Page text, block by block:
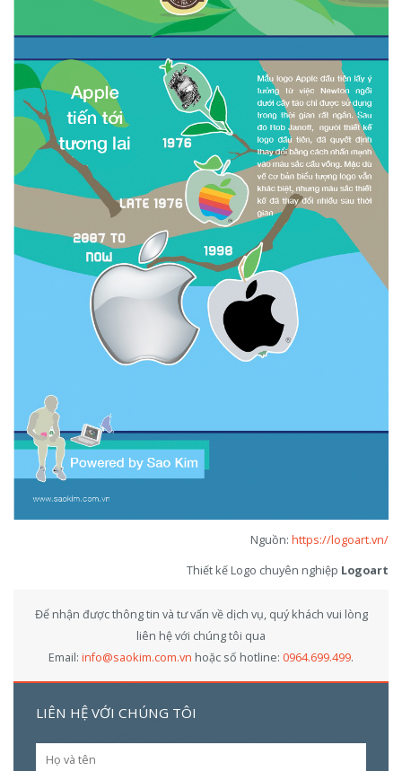
Nguồn: https://logoart.vn/
Thiết kế Logo chuyên nghiệp Logoart
Để nhận được thông tin và tư vấn về dịch vụ, quý khách vui lòng
liên hệ với chúng tôi qua
Email: info@saokim.com.vn hoặc số hotline: 0964.699.499.
LIÊN HỆ VỚI CHÚNG TÔI